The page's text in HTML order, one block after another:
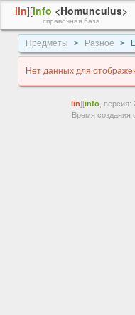
lin][info <Homunculus>
справочная база
Предметы Разное
Нет данных для
lin][info , версия:
Время создания